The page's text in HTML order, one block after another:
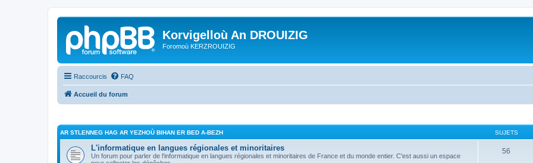
Korvigelloù An DROUIZIG
Foromoù KERZROUIZIG
Raccourcis FAQ
Accueil du forum
AR STLENNEG HAG AR YEZHOÙ BIHAN ER BED A-BEZH SUJETS
L'informatique en langues régionales et minoritaires
Un forum pour parler de l'informatique en langues régionales et minoritaires de France et du monde entier. C'est aussi un espace
56